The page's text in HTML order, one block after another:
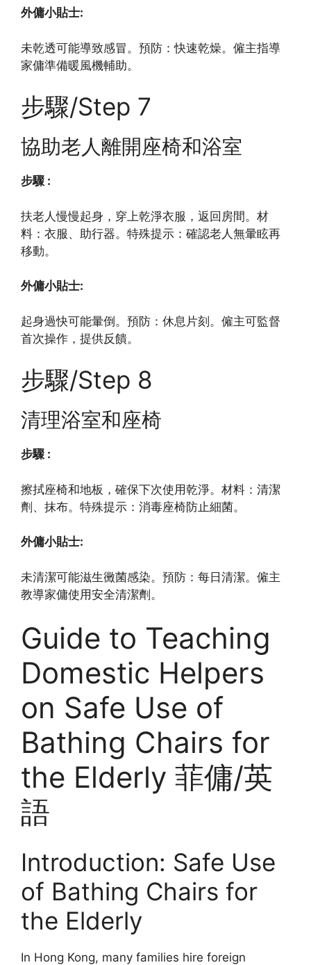
外傭小貼士:
未乾透可能導致感冒。預防：快速乾燥。僱主指導
家傭準備暖風機輔助。
步驟/Step 7
協助老人離開座椅和浴室
步驟 :
扶老人慢慢起身，穿上乾淨衣服，返回房間。材
料：衣服、助行器。特殊提示：確認老人無暈眩再
移動。
外傭小貼士:
起身過快可能暈倒。預防：休息片刻。僱主可監督
首次操作，提供反饋。
步驟/Step 8
清理浴室和座椅
步驟 :
擦拭座椅和地板，確保下次使用乾淨。材料：清潔
劑、抹布。特殊提示：消毒座椅防止細菌。
外傭小貼士:
未清潔可能滋生黴菌感染。預防：每日清潔。僱主
教導家傭使用安全清潔劑。
Guide to Teaching
Domestic Helpers
on Safe Use of
Bathing Chairs for
the Elderly 菲傭/英
語
Introduction: Safe Use
of Bathing Chairs for
the Elderly
In Hong Kong, many families hire foreign